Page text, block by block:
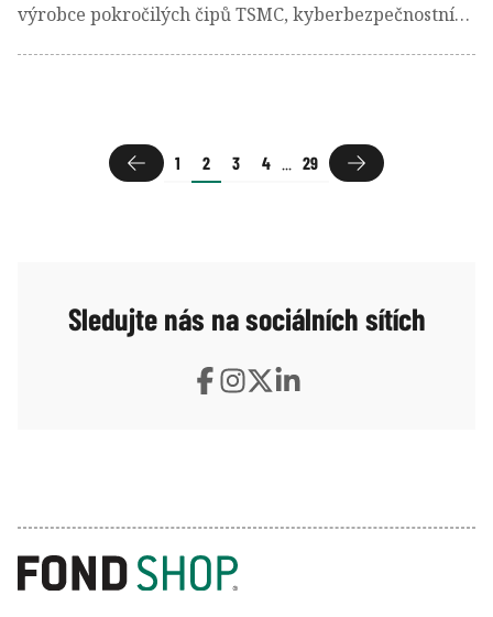
výrobce pokročilých čipů TSMC, kyberbezpečnostní
Berkshire Hathaway se spoléhá na široce rozkročený
byznys i mimořádnou finanční sílu díky rekordní
zvládat krizové situace.
1 2 3 4 29
Sledujte nás na sociálních sítích